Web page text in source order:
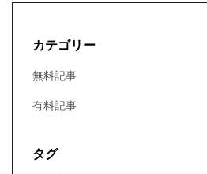
カテゴリー
無料記事
有料記事
タグ